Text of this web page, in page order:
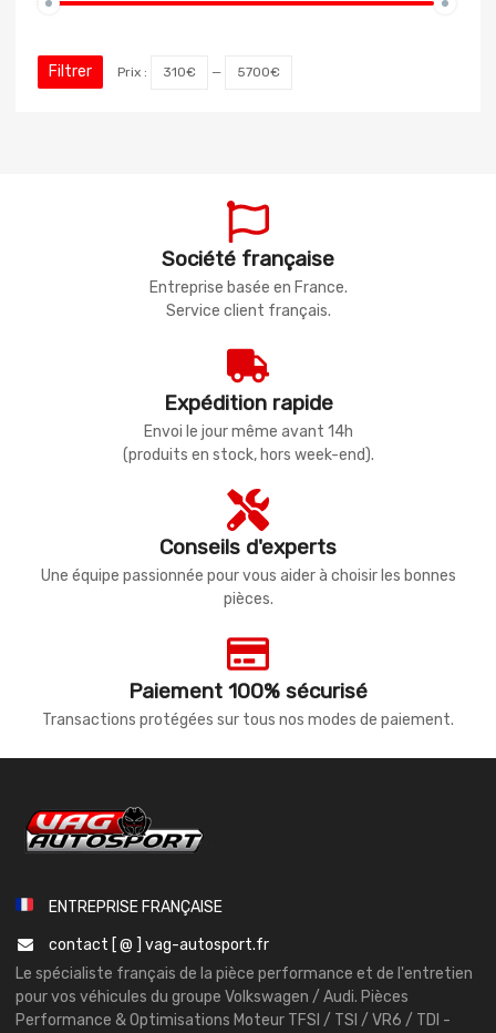
Filtrer Prix : 310€ — 5700€
Société française
Entreprise basée en France.
Service client français.
Expédition rapide
Envoi le jour même avant 14h
(produits en stock, hors week-end).
Conseils d'experts
Une équipe passionnée pour vous aider à choisir les bonnes
pièces.
Paiement 100% sécurisé
Transactions protégées sur tous nos modes de paiement.
ENTREPRISE FRANÇAISE
contact [ @ ] vag-autosport.fr
Le spécialiste français de la pièce performance et de l'entretien
pour vos véhicules du groupe Volkswagen / Audi. Pièces
Performance & Optimisations Moteur TFSI / TSI / VR6 / TDI -